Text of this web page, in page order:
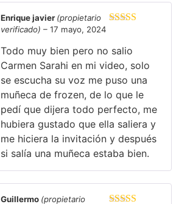
5
Enrique javier(propietario
verificado) – 17 mayo, 2024
Todo muy bien pero no salio
Carmen Sarahi en mi video, solo
se escucha su voz me puso una
muñeca de frozen, de lo que le
pedí que dijera todo perfecto, me
hubiera gustado que ella saliera y
me hiciera la invitación y después
si salía una muñeca estaba bien.
Guillermo (propietario